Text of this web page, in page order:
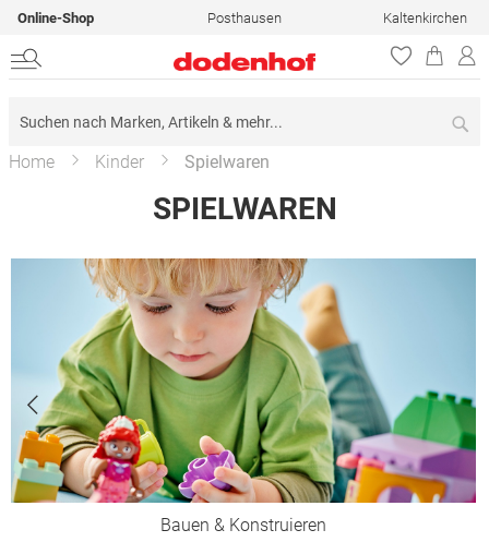
Online-Shop Posthausen Kaltenkirchen
Home Kinder Spielwaren
SPIELWAREN
Bauen & Konstruieren